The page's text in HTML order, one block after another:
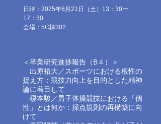
日時：2025年6月21日（土）13：30ー
17：30
​​会場：5C棟302
＜卒業研究進捗報告（B４）＞
出原裕大／スポーツにおける根性の
捉え方：競技力向上を目的とした精神
論に着目して​
榎本駿／男子体操競技における「個
性」とは何か：採点規則の再構築に向
けて